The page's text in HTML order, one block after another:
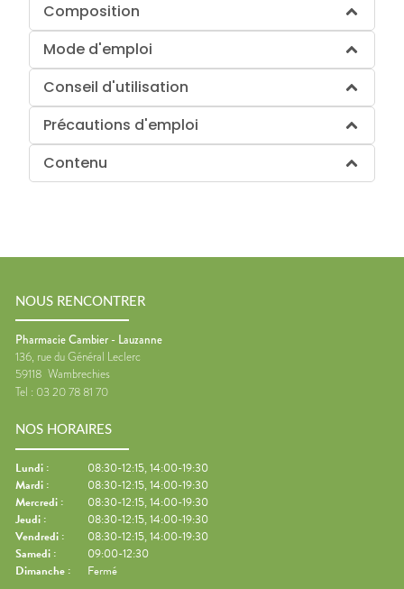
Composition
Mode d'emploi
Conseil d'utilisation
Précautions d'emploi
Contenu
NOUS RENCONTRER
Pharmacie Cambier - Lauzanne
136, rue du Général Leclerc
59118 Wambrechies
Tel : 03 20 78 81 70
NOS HORAIRES
Lundi :
08:30-12:15, 14:00-19:30
Mardi :
08:30-12:15, 14:00-19:30
Mercredi :
08:30-12:15, 14:00-19:30
Jeudi :
08:30-12:15, 14:00-19:30
Vendredi :
08:30-12:15, 14:00-19:30
Samedi :
09:00-12:30
Dimanche : Fermé